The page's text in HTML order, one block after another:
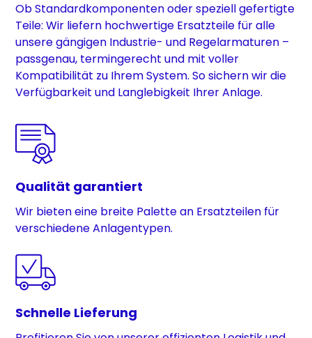
Ob Standardkomponenten oder speziell gefertigte
Teile: Wir liefern hochwertige Ersatzteile für alle
unsere gängigen Industrie- und Regelarmaturen –
passgenau, termingerecht und mit voller
Kompatibilität zu Ihrem System. So sichern wir die
Verfügbarkeit und Langlebigkeit Ihrer Anlage.
Qualität garantiert
Wir bieten eine breite Palette an Ersatzteilen für
verschiedene Anlagentypen.
Schnelle Lieferung